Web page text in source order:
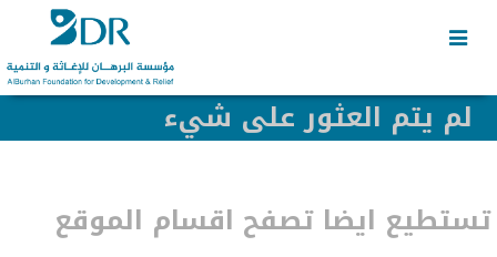
content
لم يتم العثور على شيء
تستطيع ايضا تصفح اقسام الموقع